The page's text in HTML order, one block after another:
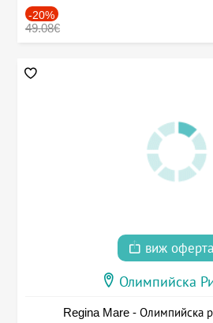
-20%
49.08€
виж
Олимпийска
Regina Mare - Олимпийска